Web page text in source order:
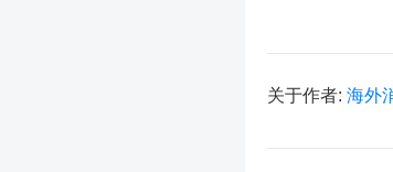
关于作者: 海外